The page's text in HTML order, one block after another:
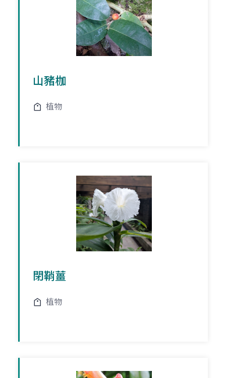
山豬枷
植物
閉鞘薑
植物